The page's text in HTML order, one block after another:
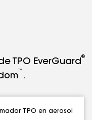
TPO EverGuard
®
™
.
TPO en aerosol